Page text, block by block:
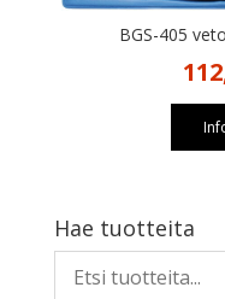
BGS-405
Hae tuotteita